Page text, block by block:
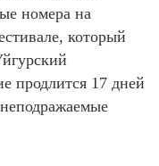
номера на
который
продлится 17 дней